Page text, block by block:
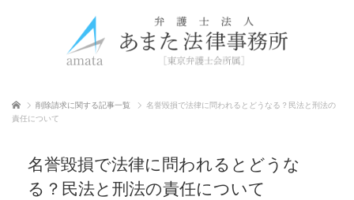
ホーム 削除請求に関する記事一覧
名誉毀損で法律に問われるとどうなる？民法と刑法の
責任について
名誉毀損で法律に問われるとどうな
る？民法と刑法の責任について